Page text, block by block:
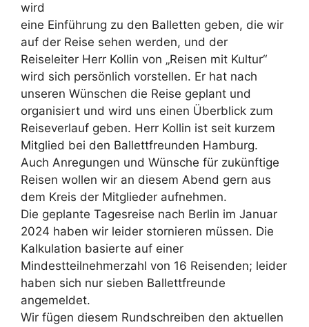
wird
eine Einführung zu den Balletten geben, die wir
auf der Reise sehen werden, und der
Reiseleiter Herr Kollin von „Reisen mit Kultur“
wird sich persönlich vorstellen. Er hat nach
unseren Wünschen die Reise geplant und
organisiert und wird uns einen Überblick zum
Reiseverlauf geben. Herr Kollin ist seit kurzem
Mitglied bei den Ballettfreunden Hamburg.
Auch Anregungen und Wünsche für zukünftige
Reisen wollen wir an diesem Abend gern aus
dem Kreis der Mitglieder aufnehmen.
Die geplante Tagesreise nach Berlin im Januar
2024 haben wir leider stornieren müssen. Die
Kalkulation basierte auf einer
Mindestteilnehmerzahl von 16 Reisenden; leider
haben sich nur sieben Ballettfreunde
angemeldet.
Wir fügen diesem Rundschreiben den aktuellen